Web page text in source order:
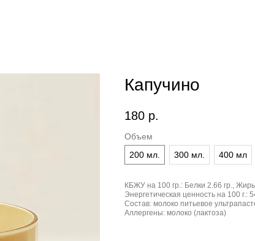
Капучино
180 р.
Объем
200 мл.
300 мл. 400 мл
КБЖУ на 100 гр.: Белки 2.66 гр.,
Энергетическая ценность на 100 г.:
Состав: молоко питьевое
Аллергены: молоко (лактоза)